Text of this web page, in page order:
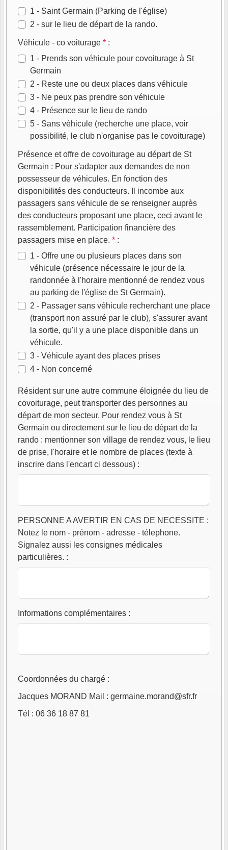
1 - Saint Germain (Parking de l'église)
2 - sur le lieu de départ de la rando.
Véhicule - co voiturage * :
1 - Prends son véhicule pour covoiturage à St
Germain
2 - Reste une ou deux places dans véhicule
3 - Ne peux pas prendre son véhicule
4 - Présence sur le lieu de rando
5 - Sans véhicule (recherche une place, voir
possibilité, le club n'organise pas le covoiturage)
Présence et offre de covoiturage au départ de St
Germain : Pour s'adapter aux demandes de non
possesseur de véhicules. En fonction des
disponibilités des conducteurs. Il incombe aux
passagers sans véhicule de se renseigner auprès
des conducteurs proposant une place, ceci avant le
rassemblement. Participation financière des
passagers mise en place. * :
1 - Offre une ou plusieurs places dans son
véhicule (présence nécessaire le jour de la
randonnée à l'horaire mentionné de rendez vous
au parking de l'église de St Germain).
2 - Passager sans véhicule recherchant une place
(transport non assuré par le club), s'assurer avant
la sortie, qu'il y a une place disponible dans un
véhicule.
3 - Véhicule ayant des places prises
4 - Non concerné
Résident sur une autre commune éloignée du lieu de
covoiturage, peut transporter des personnes au
départ de mon secteur. Pour rendez vous à St
Germain ou directement sur le lieu de départ de la
rando : mentionner son village de rendez vous, le lieu
de prise, l'horaire et le nombre de places (texte à
inscrire dans l'encart ci dessous) :
PERSONNE A AVERTIR EN CAS DE NECESSITE :
Notez le nom - prénom - adresse - télephone.
Signalez aussi les consignes médicales
particulières. :
Informations complémentaires :
Coordonnées du chargé :
Jacques MORAND Mail : germaine.morand@sfr.fr
Tél : 06 36 18 87 81